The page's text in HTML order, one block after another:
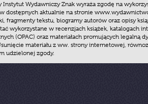
Instytut Wydawniczy Znak wyraża zgodę na
dostępnych aktualnie na stronie
fragmenty tekstu, biogramy autorów oraz opisy
wykorzystane w recenzjach książek, katalogach
(OPAC) oraz materiałach promujących legalną
materiału z ww. strony internetowej,
udzielonej zgody.